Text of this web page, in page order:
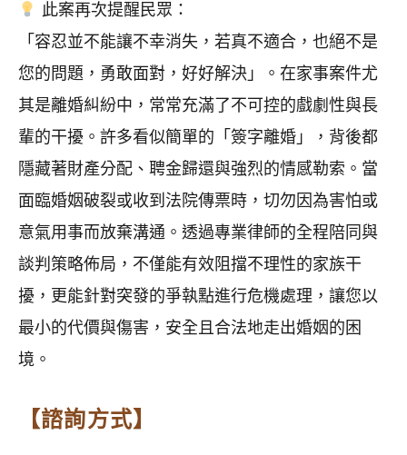
此案再次提醒民眾：
「容忍並不能讓不幸消失，若真不適合，也絕不是
您的問題，勇敢面對，好好解決」。在家事案件尤
其是離婚糾紛中，常常充滿了不可控的戲劇性與長
輩的干擾。許多看似簡單的「簽字離婚」，背後都
隱藏著財產分配、聘金歸還與強烈的情感勒索。當
面臨婚姻破裂或收到法院傳票時，切勿因為害怕或
意氣用事而放棄溝通。透過專業律師的全程陪同與
談判策略佈局，不僅能有效阻擋不理性的家族干
擾，更能針對突發的爭執點進行危機處理，讓您以
最小的代價與傷害，安全且合法地走出婚姻的困
境。
【諮詢方式】